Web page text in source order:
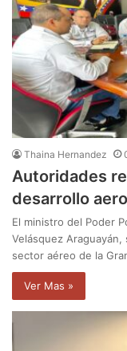
Thaina Hernandez
Autoridades
desarrollo
El ministro del Poder
Velásquez
sector aéreo de la
Ver Mas »